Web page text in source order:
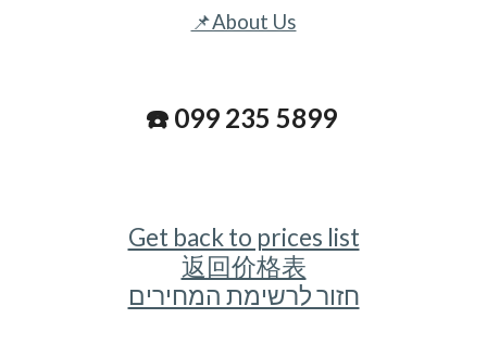
📌About Us
☎️ 099 235 5899
Get back to prices list
返回价格表
חזור לרשימת המחירים